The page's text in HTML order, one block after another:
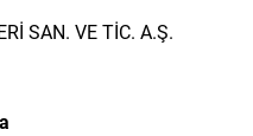
SAN. VE TİC. A.Ş.